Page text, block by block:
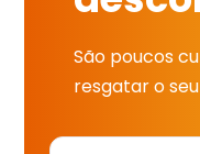
São poucos
resgatar o